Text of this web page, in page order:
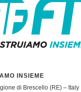
INSIEME
di Brescello (RE) – Italy